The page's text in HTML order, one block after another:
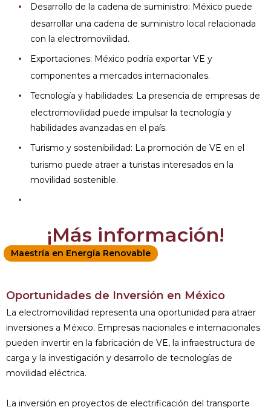
Desarrollo de la cadena de suministro: México puede
desarrollar una cadena de suministro local relacionada
con la electromovilidad.
Exportaciones: México podría exportar VE y
componentes a mercados internacionales.
Tecnología y habilidades: La presencia de empresas de
electromovilidad puede impulsar la tecnología y
habilidades avanzadas en el país.
Turismo y sostenibilidad: La promoción de VE en el
turismo puede atraer a turistas interesados en la
movilidad sostenible.
¡Más información!
Maestría en Energía Renovable
Oportunidades de Inversión en México
La electromovilidad representa una oportunidad para atraer
inversiones a México. Empresas nacionales e internacionales
pueden invertir en la fabricación de VE, la infraestructura de
carga y la investigación y desarrollo de tecnologías de
movilidad eléctrica.
La inversión en proyectos de electrificación del transporte